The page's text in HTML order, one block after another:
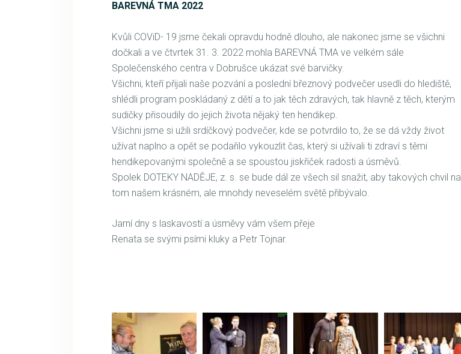
BAREVNÁ TMA 2022
Kvůli COViD- 19 jsme čekali opravdu hodně dlouho, ale nakonec jsme se všichni
dočkali a ve čtvrtek 31. 3. 2022 mohla BAREVNÁ TMA ve velkém sále
Společenského centra v Dobrušce ukázat své barvičky.
Všichni, kteří přijali naše pozvání a poslední březnový podvečer usedli do hlediště,
shlédli program poskládaný z dětí a to jak těch zdravých, tak hlavně z těch, kterým
sudičky přisoudily do jejich života nějaký ten hendikep.
Všichni jsme si užili srdíčkový podvečer, kde se potvrdilo to, že se dá vždy život
užívat naplno a opět se podařilo vykouzlit čas, který si užívali ti zdraví s těmi
hendikepovanými společně a se spoustou jiskřiček radosti a úsměvů.
Spolek DOTEKY NADĚJE, z. s. se bude dál ze všech sil snažit, aby takových chvil na
tom našem krásném, ale mnohdy neveselém světě přibývalo.
Jarní dny s laskavostí a úsměvy vám všem přeje
Renata se svými psími kluky a Petr Tojnar.